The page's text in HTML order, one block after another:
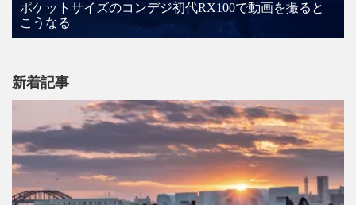
ポケットサイズのコンデジ初代RX100で動画を撮ると
こうなる
新着記事